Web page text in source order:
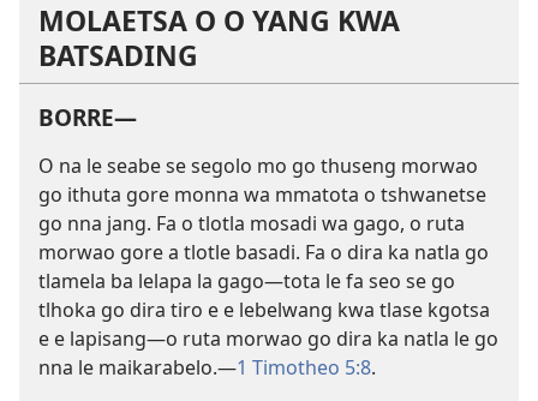
MOLAETSA O O YANG KWA
BATSADING
BORRE—
O na le seabe se segolo mo go thuseng morwao
go ithuta gore monna wa mmatota o tshwanetse
go nna jang. Fa o tlotla mosadi wa gago, o ruta
morwao gore a tlotle basadi. Fa o dira ka natla go
tlamela ba lelapa la gago—tota le fa seo se go
tlhoka go dira tiro e e lebelwang kwa tlase kgotsa
e e lapisang—o ruta morwao go dira ka natla le go
nna le maikarabelo.—1 Timotheo 5:8.